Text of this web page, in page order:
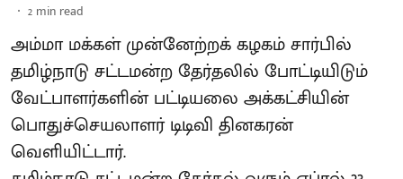
2 min read
அம்மா மக்கள் முன்னேற்றக் கழகம் சார்பில்
தமிழ்நாடு சட்டமன்ற தேர்தலில் போட்டியிடும்
வேட்பாளர்களின் பட்டியலை அக்கட்சியின்
பொதுச்செயலாளர் டிடிவி தினகரன்
வெளியிட்டார்.